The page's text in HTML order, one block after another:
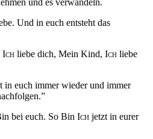
Und in euch entsteht das
Ich liebe dich, Mein Kind, Ich liebe
in euch immer wieder und immer
bei euch. So Bin Ich jetzt in eurer